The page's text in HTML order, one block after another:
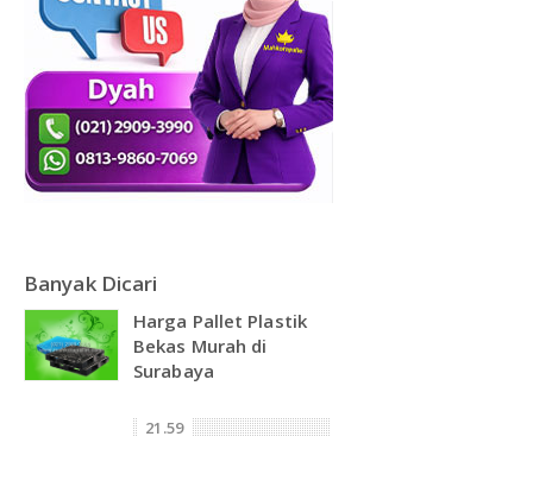
Banyak Dicari
Harga Pallet Plastik
Bekas Murah di
Surabaya
21.59